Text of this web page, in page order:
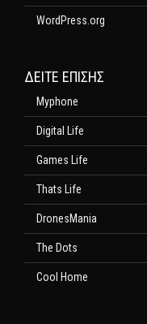
WordPress.org
ΔΕΊΤΕ ΕΠΊΣΗΣ
Myphone
Digital Life
Games Life
Thats Life
DronesMania
The Dots
Cool Home